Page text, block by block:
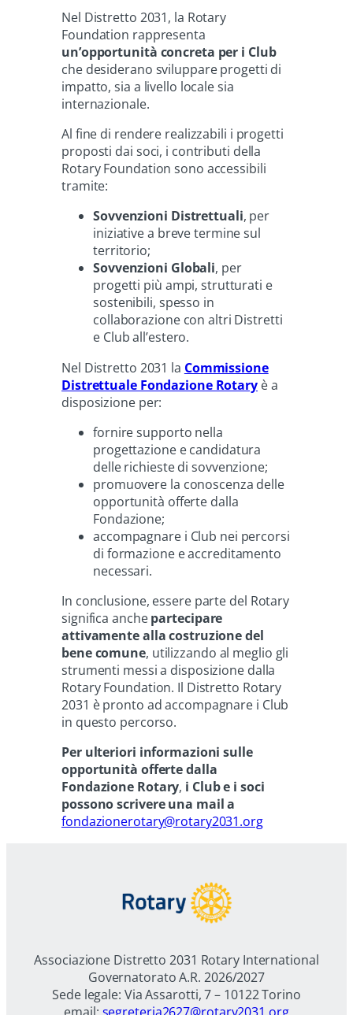
Nel Distretto 2031, la Rotary
Foundation rappresenta
un’opportunità concreta per i Club
che desiderano sviluppare progetti di
impatto, sia a livello locale sia
internazionale.
Al fine di rendere realizzabili i progetti
proposti dai soci, i contributi della
Rotary Foundation sono accessibili
tramite:
Sovvenzioni Distrettuali, per
iniziative a breve termine sul
territorio;
Sovvenzioni Globali, per
progetti più ampi, strutturati e
sostenibili, spesso in
collaborazione con altri Distretti
e Club all’estero.
Nel Distretto 2031 la Commissione
Distrettuale Fondazione Rotary è a
disposizione per:
fornire supporto nella
progettazione e candidatura
delle richieste di sovvenzione;
promuovere la conoscenza delle
opportunità offerte dalla
Fondazione;
accompagnare i Club nei percorsi
di formazione e accreditamento
necessari.
In conclusione, essere parte del Rotary
significa anchepartecipare
attivamente alla costruzione del
bene comune, utilizzando al meglio gli
strumenti messi a disposizione dalla
Rotary Foundation. Il Distretto Rotary
2031 è pronto ad accompagnare i Club
in questo percorso.
Per ulteriori informazioni sulle
opportunità offerte dalla
Fondazione Rotary, i Club e i soci
possono scrivere una mail a
fondazionerotary@rotary2031.org
Associazione Distretto 2031 Rotary International
Governatorato A.R. 2026/2027
Sede legale: Via Assarotti, 7 – 10122 Torino